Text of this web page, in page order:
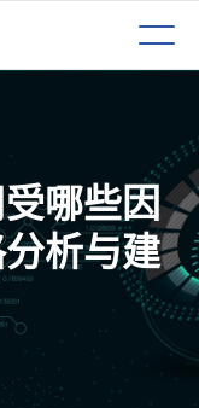
哪些因
析与建